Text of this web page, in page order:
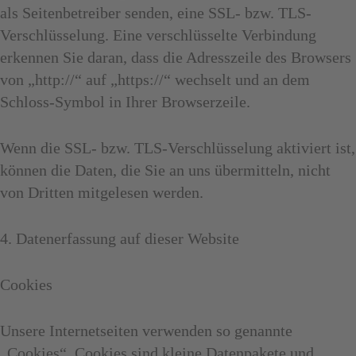
als Seitenbetreiber senden, eine SSL- bzw. TLS-
Verschlüsselung. Eine verschlüsselte Verbindung
erkennen Sie daran, dass die Adresszeile des Browsers
von „http://“ auf „https://“ wechselt und an dem
Schloss-Symbol in Ihrer Browserzeile.
Wenn die SSL- bzw. TLS-Verschlüsselung aktiviert ist,
können die Daten, die Sie an uns übermitteln, nicht
von Dritten mitgelesen werden.
4. Datenerfassung auf dieser Website
Cookies
Unsere Internetseiten verwenden so genannte